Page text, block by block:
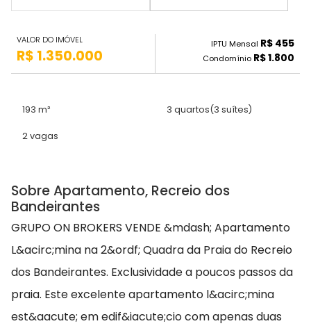
VALOR DO IMÓVEL
R$ 1.350.000
IPTU Mensal R$ 455
Condomínio R$ 1.800
193 m² 3 quartos(3 suítes)
2 vagas
Sobre Apartamento, Recreio dos
Bandeirantes
GRUPO ON BROKERS VENDE &mdash; Apartamento
L&acirc;mina na 2&ordf; Quadra da Praia do Recreio
dos Bandeirantes. Exclusividade a poucos passos da
praia. Este excelente apartamento l&acirc;mina
est&aacute; em edif&iacute;cio com apenas duas